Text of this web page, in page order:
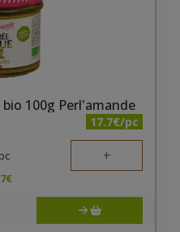
100g Perl'amande
17.7€/pc
pc +
€